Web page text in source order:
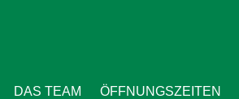
DAS TEAM ÖFFNUNGSZEITEN